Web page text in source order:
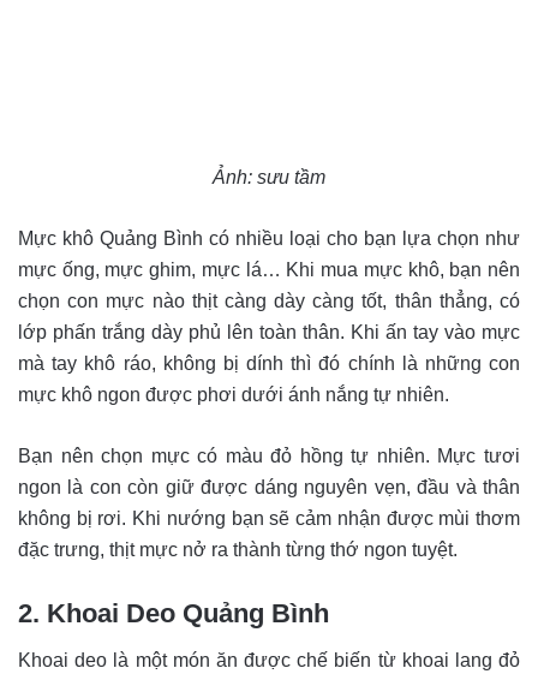
Ảnh: sưu tầm
Mực khô Quảng Bình có nhiều loại cho bạn lựa chọn như
mực ống, mực ghim, mực lá… Khi mua mực khô, bạn nên
chọn con mực nào thịt càng dày càng tốt, thân thẳng, có
lớp phấn trắng dày phủ lên toàn thân. Khi ấn tay vào mực
mà tay khô ráo, không bị dính thì đó chính là những con
mực khô ngon được phơi dưới ánh nắng tự nhiên.
Bạn nên chọn mực có màu đỏ hồng tự nhiên. Mực tươi
ngon là con còn giữ được dáng nguyên vẹn, đầu và thân
không bị rơi. Khi nướng bạn sẽ cảm nhận được mùi thơm
đặc trưng, thịt mực nở ra thành từng thớ ngon tuyệt.
2. Khoai Deo Quảng Bình
Khoai deo là một món ăn được chế biến từ khoai lang đỏ